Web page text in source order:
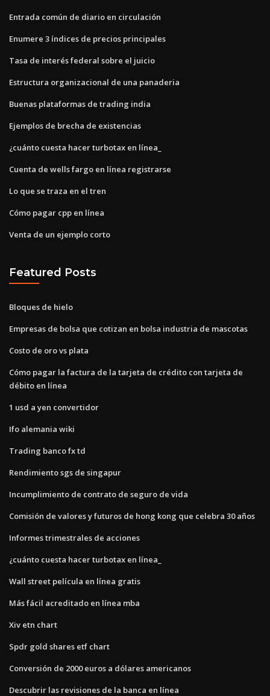
Entrada común de diario en circulación
Enumere 3 índices de precios principales
Tasa de interés federal sobre el juicio
Estructura organizacional de una panaderia
Buenas plataformas de trading india
Ejemplos de brecha de existencias
¿cuánto cuesta hacer turbotax en línea_
Cuenta de wells fargo en línea registrarse
Lo que se traza en el tren
Cómo pagar cpp en línea
Venta de un ejemplo corto
Featured Posts
Bloques de hielo
Empresas de bolsa que cotizan en bolsa industria de mascotas
Costo de oro vs plata
Cómo pagar la factura de la tarjeta de crédito con tarjeta de
débito en línea
1 usd a yen convertidor
Ifo alemania wiki
Trading banco fx td
Rendimiento sgs de singapur
Incumplimiento de contrato de seguro de vida
Comisión de valores y futuros de hong kong que celebra 30 años
Informes trimestrales de acciones
¿cuánto cuesta hacer turbotax en línea_
Wall street película en línea gratis
Más fácil acreditado en línea mba
Xiv etn chart
Spdr gold shares etf chart
Conversión de 2000 euros a dólares americanos
Descubrir las revisiones de la banca en línea